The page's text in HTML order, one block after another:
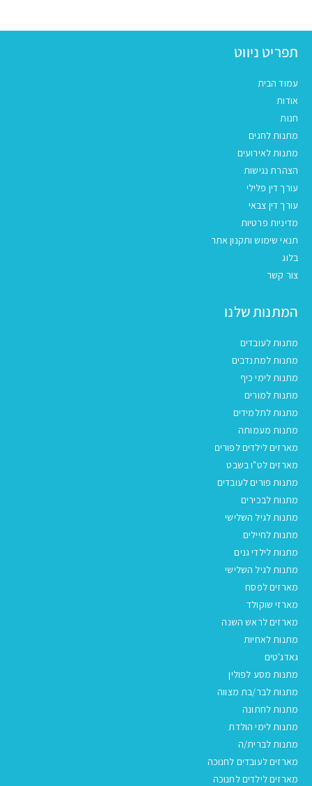
תפריט ניווט
עמוד הבית
אודות
חנות
מתנות לחגים
מתנות לאירועים
הצהרת נגישות
עורך דין פלילי
עורך דין צבאי
מדיניות פרטיות
תנאי שימוש ותקנון אתר
בלוג
צור קשר
המתנות שלנו
מתנות לעובדים
מתנות למתנדבים
מתנות לימי כיף
מתנות למורים
מתנות לתלמידים
מתנות מעמותה
מארזים לילדים לפורים
מארזים לט"ו בשבט
מתנות פורים לעובדים
מתנות לבכירים
מתנות לגיל השלישי
מתנות לחיילים
מתנות לילדי גנים
מתנות לגיל השלישי
מארזים לפסח
מארזי שוקולד
מארזים לראש השנה
מתנות לאחיות
גאדג'טים
מתנות מסע לפולין
מתנות לבר/בת מצווה
מתנות לחתונה
מתנות לימי הולדת
מתנות לברית/ה
מארזים לעובדים לחנוכה
מארזים לילדים לחנוכה